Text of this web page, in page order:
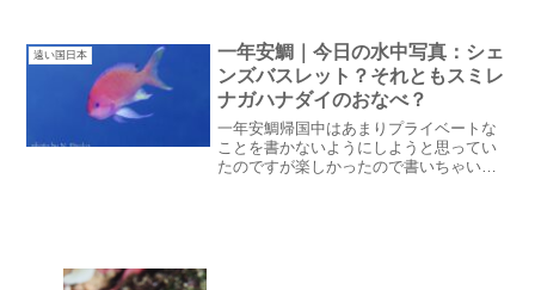
不良最近ネルちゃんが体調不良ちょっと
前まで頭に怪我をしてい...
遠い国日本
一年安鯛｜今日の水中写真：シェ
ンズバスレット？それともスミレ
ナガハナダイのおなべ？
一年安鯛帰国中はあまりプライベートな
ことを書かないようにしようと思ってい
たのですが楽しかったので書いちゃいま